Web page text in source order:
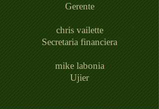
Gerente
chris vailette
Secretaria financiera
mike labonia
Ujier